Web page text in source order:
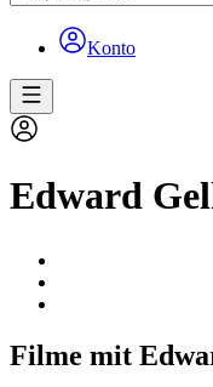
Konto
Edward
Filme mit